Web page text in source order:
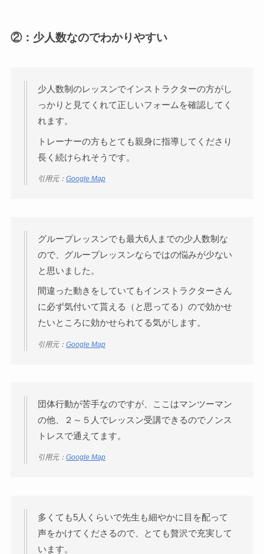
②：少人数なのでわかりやすい
少人数制のレッスンでインストラクターの方がし
っかりと見てくれて正しいフォームを確認してく
れます。
トレーナーの方もとても親身に指導してくださり
長く続けられそうです。
引用元： Google Map
グループレッスンでも最大6人までの少人数制な
ので、グループレッスンならではの悩みが少ない
と思いました。
間違った動きをしていてもインストラクターさん
に必ず気付いて貰える（と思ってる）ので効かせ
たいところに効かせられてる気がします。
引用元： Google Map
団体行動が苦手なのですが、ここはマンツーマン
の他、２～５人でレッスン受講できるのでノンス
トレスで通えてます。
引用元： Google Map
多くても5人くらいで先生も細やかに目を配って
声をかけてくださるので、とても贅沢で充実して
います。